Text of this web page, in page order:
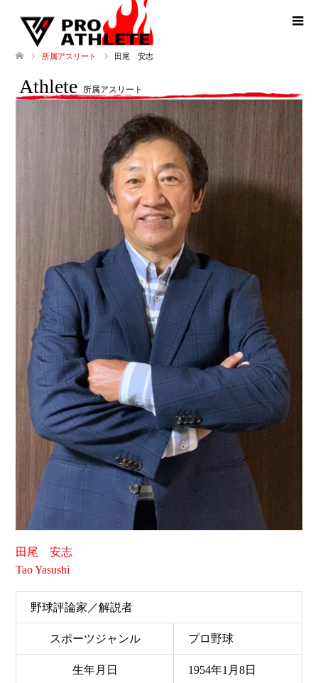
所属アスリート 田尾 安志
Athlete 所属アスリート
田尾 安志
Tao Yasushi
野球評論家／解説者
スポーツジャンル プロ野球
生年月日 1954年1月8日